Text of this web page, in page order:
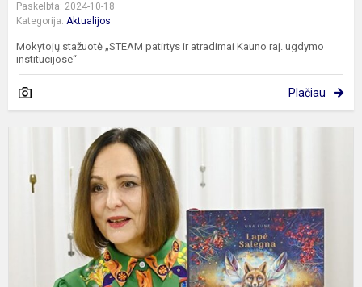
Paskelbta: 2024-10-18
Kategorija: Aktualijos
Mokytojų stažuotė „STEAM patirtys ir atradimai Kauno raj. ugdymo
institucijose“
Plačiau